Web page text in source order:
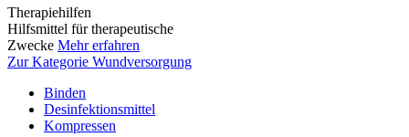
Therapiehilfen
Hilfsmittel für therapeutische
Zwecke Mehr erfahren
Zur Kategorie Wundversorgung
Binden
Desinfektionsmittel
Kompressen